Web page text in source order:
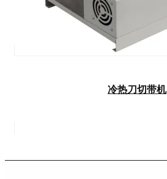
冷热刀切带机